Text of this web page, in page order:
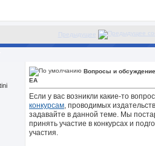
Предыдущее
Вопросы и
EA
Если у вас возникли какие-то
конкурсам, проводимых
задавайте в данной теме. Мы
принять участие в конкурсах и
участия.